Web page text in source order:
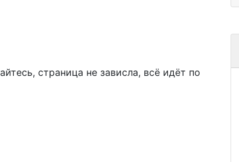
страница не зависла, всё идёт по